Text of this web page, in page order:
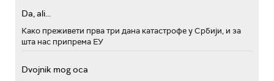
Da, ali...
Како преживети прва три дана катастрофе у Србији, и за
шта нас припрема ЕУ
Dvojnik mog oca